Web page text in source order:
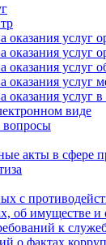
оказания услуг
оказания услуг
оказания услуг
оказания
оказания услуг
виде
вопросы
акты в сфере
с
об имуществе и
к
о фактах